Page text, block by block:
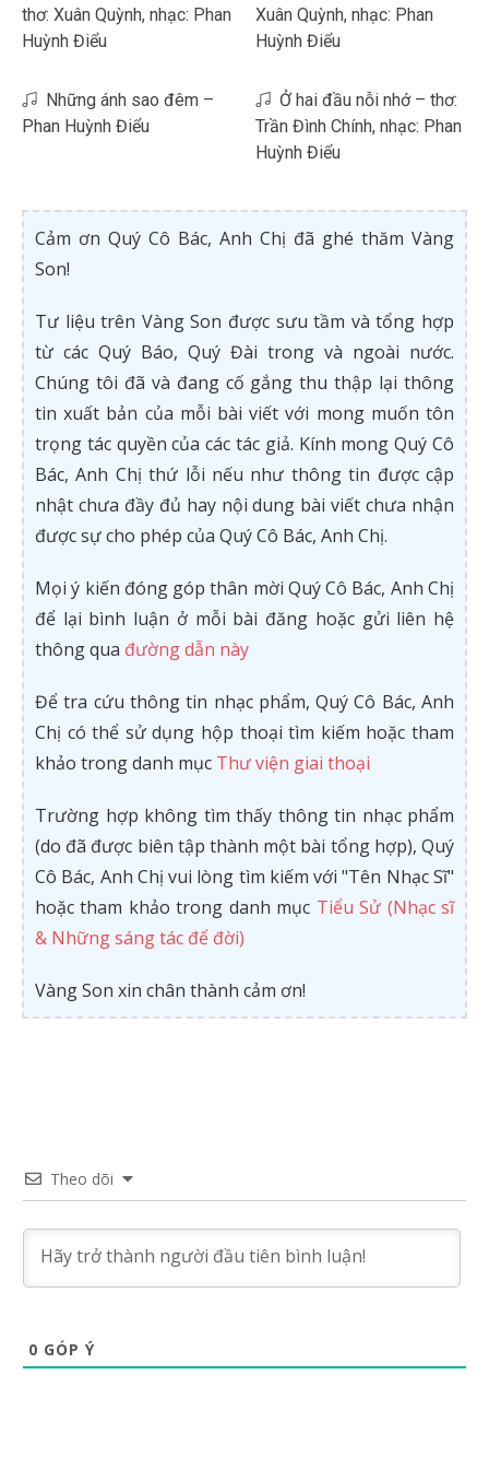
thơ: Xuân Quỳnh, nhạc: Phan
Huỳnh Điểu
Xuân Quỳnh, nhạc: Phan
Huỳnh Điểu
Những ánh sao đêm –
Phan Huỳnh Điểu
Ở hai đầu nỗi nhớ – thơ:
Trần Đình Chính, nhạc: Phan
Huỳnh Điểu
Cảm ơn Quý Cô Bác, Anh Chị đã ghé thăm Vàng
Son!
Tư liệu trên Vàng Son được sưu tầm và tổng hợp
từ các Quý Báo, Quý Đài trong và ngoài nước.
Chúng tôi đã và đang cố gắng thu thập lại thông
tin xuất bản của mỗi bài viết với mong muốn tôn
trọng tác quyền của các tác giả. Kính mong Quý Cô
Bác, Anh Chị thứ lỗi nếu như thông tin được cập
nhật chưa đầy đủ hay nội dung bài viết chưa nhận
được sự cho phép của Quý Cô Bác, Anh Chị.
Mọi ý kiến đóng góp thân mời Quý Cô Bác, Anh Chị
để lại bình luận ở mỗi bài đăng hoặc gửi liên hệ
thông qua đường dẫn này
Để tra cứu thông tin nhạc phẩm, Quý Cô Bác, Anh
Chị có thể sử dụng hộp thoại tìm kiếm hoặc tham
khảo trong danh mục Thư viện giai thoại
Trường hợp không tìm thấy thông tin nhạc phẩm
(do đã được biên tập thành một bài tổng hợp), Quý
Cô Bác, Anh Chị vui lòng tìm kiếm với "Tên Nhạc Sĩ"
hoặc tham khảo trong danh mục Tiểu Sử (Nhạc sĩ
& Những sáng tác để đời)
Vàng Son xin chân thành cảm ơn!
Theo dõi
0 GÓP Ý